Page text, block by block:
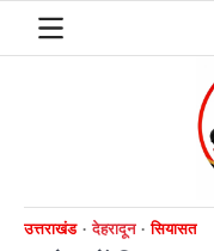
उत्तराखंड देहरादून सियासत